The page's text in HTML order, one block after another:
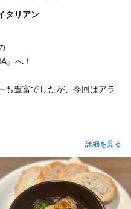
タリアン
』へ！
も豊富でしたが、今回はアラ
詳細を見る